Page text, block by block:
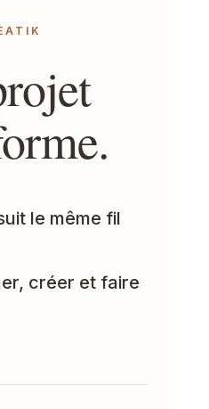
le même fil
créer et faire